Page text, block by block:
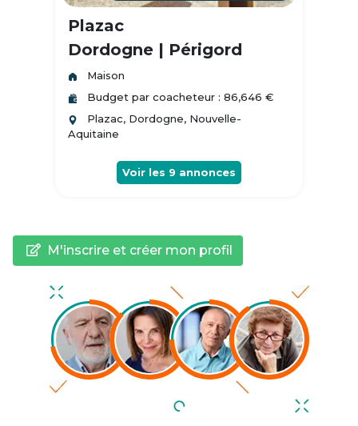
Plazac
Dordogne | Périgord
Maison
Budget par coacheteur : 86,646 €
Plazac, Dordogne, Nouvelle-
Aquitaine
Voir les 9 annonces
M'inscrire et créer mon profil